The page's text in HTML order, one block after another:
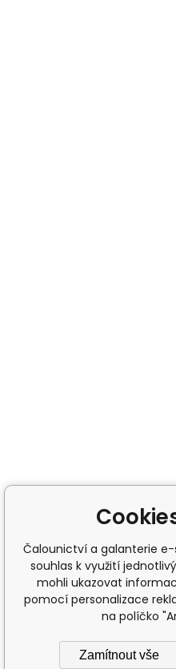
Čalounictví a galanterie
souhlas k využití
mohli ukazovat
pomocí personalizace
na políčko
Zamítnout vše